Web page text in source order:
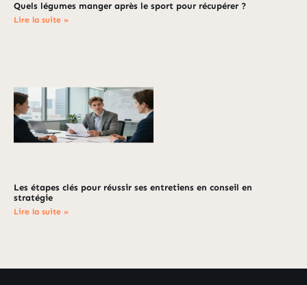
Quels légumes manger après le sport pour récupérer ?
Lire la suite »
Les étapes clés pour réussir ses entretiens en conseil en
stratégie
Lire la suite »